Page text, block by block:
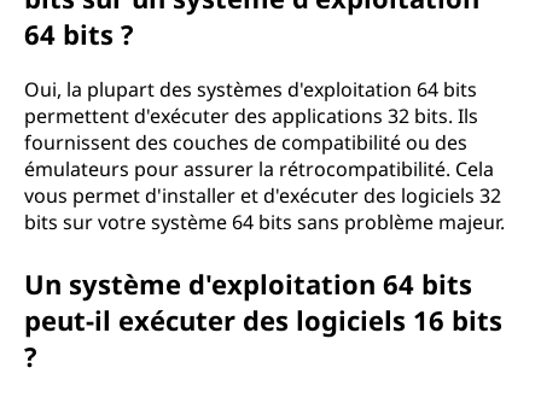
64 bits ?
Oui, la plupart des systèmes d'exploitation 64 bits
permettent d'exécuter des applications 32 bits. Ils
fournissent des couches de compatibilité ou des
émulateurs pour assurer la rétrocompatibilité. Cela
vous permet d'installer et d'exécuter des logiciels 32
bits sur votre système 64 bits sans problème majeur.
Un système d'exploitation 64 bits
peut-il exécuter des logiciels 16 bits
?